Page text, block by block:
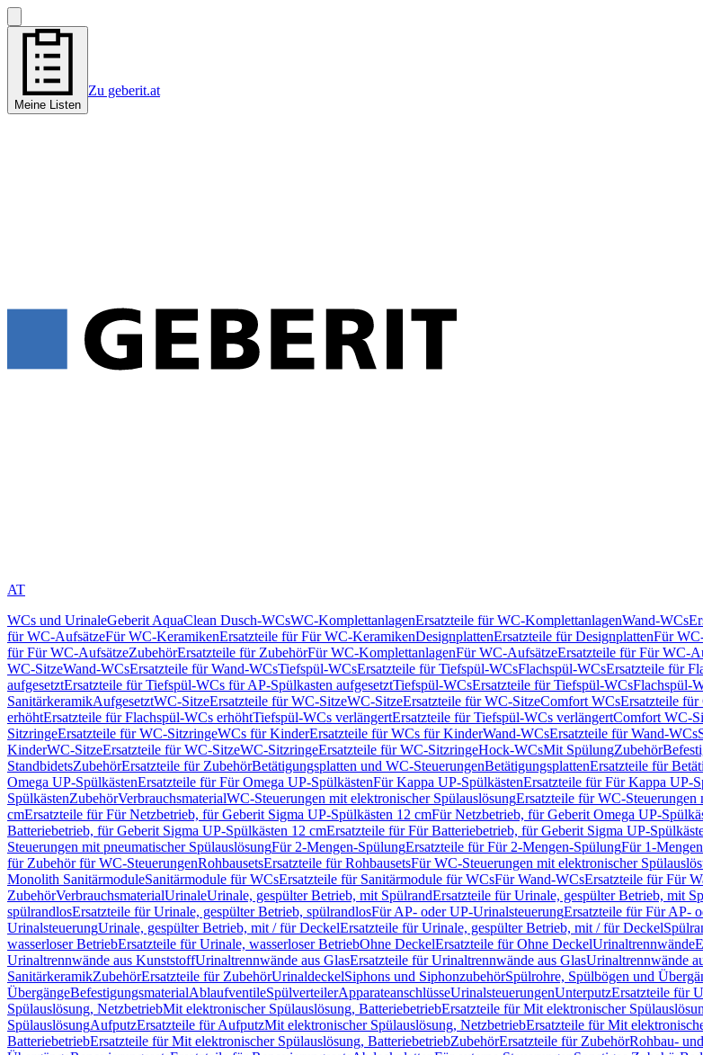
Meine Listen
Zu geberit.at
AT
WCs und UrinaleGeberit AquaClean Dusch-WCsWC-KomplettanlagenErsatzteile für WC-KomplettanlagenWand-WCs
für WC-AufsätzeFür WC-KeramikenErsatzteile für Für WC-KeramikenDesignplattenErsatzteile für DesignplattenFür
für Für WC-AufsätzeZubehörErsatzteile für ZubehörFür WC-KomplettanlagenFür WC-AufsätzeErsatzteile für Für WC-
WC-SitzeWand-WCsErsatzteile für Wand-WCsTiefspül-WCsErsatzteile für Tiefspül-WCsFlachspül-WCsErsatzteile für
aufgesetztErsatzteile für Tiefspül-WCs für AP-Spülkasten aufgesetztTiefspül-WCsErsatzteile für Tiefspül-WCsFlachspül-
SanitärkeramikAufgesetztWC-SitzeErsatzteile für WC-SitzeWC-SitzeErsatzteile für WC-SitzeComfort WCsErsatzteile
erhöhtErsatzteile für Flachspül-WCs erhöhtTiefspül-WCs verlängertErsatzteile für Tiefspül-WCs verlängertComfort WC-
SitzringeErsatzteile für WC-SitzringeWCs für KinderErsatzteile für WCs für KinderWand-WCsErsatzteile für Wand-WCs
KinderWC-SitzeErsatzteile für WC-SitzeWC-SitzringeErsatzteile für WC-SitzringeHock-WCsMit SpülungZubehör
StandbidetsZubehörErsatzteile für ZubehörBetätigungsplatten und WC-SteuerungenBetätigungsplattenErsatzteile für
Omega UP-SpülkästenErsatzteile für Für Omega UP-SpülkästenFür Kappa UP-SpülkästenErsatzteile für Für Kappa UP-
SpülkästenZubehörVerbrauchsmaterialWC-Steuerungen mit elektronischer SpülauslösungErsatzteile für WC-Steuerungen
cmErsatzteile für Für Netzbetrieb, für Geberit Sigma UP-Spülkästen 12 cmFür Netzbetrieb, für Geberit Omega UP-
Batteriebetrieb, für Geberit Sigma UP-Spülkästen 12 cmErsatzteile für Für Batteriebetrieb, für Geberit Sigma UP-
Steuerungen mit pneumatischer SpülauslösungFür 2-Mengen-SpülungErsatzteile für Für 2-Mengen-SpülungFür 1-
für Zubehör für WC-SteuerungenRohbausetsErsatzteile für RohbausetsFür WC-Steuerungen mit elektronischer
Monolith SanitärmoduleSanitärmodule für WCsErsatzteile für Sanitärmodule für WCsFür Wand-WCsErsatzteile für Für
ZubehörVerbrauchsmaterialUrinaleUrinale, gespülter Betrieb, mit SpülrandErsatzteile für Urinale, gespülter Betrieb, mit
spülrandlosErsatzteile für Urinale, gespülter Betrieb, spülrandlosFür AP- oder UP-UrinalsteuerungErsatzteile für Für AP-
UrinalsteuerungUrinale, gespülter Betrieb, mit / für DeckelErsatzteile für Urinale, gespülter Betrieb, mit / für Deckel
wasserloser BetriebErsatzteile für Urinale, wasserloser BetriebOhne DeckelErsatzteile für Ohne DeckelUrinaltrennwände
Urinaltrennwände aus KunststoffUrinaltrennwände aus GlasErsatzteile für Urinaltrennwände aus GlasUrinaltrennwände
SanitärkeramikZubehörErsatzteile für ZubehörUrinaldeckelSiphons und SiphonzubehörSpülrohre, Spülbögen und
ÜbergängeBefestigungsmaterialAblaufventileSpülverteilerApparateanschlüsseUrinalsteuerungenUnterputzErsatzteile für
Spülauslösung, NetzbetriebMit elektronischer Spülauslösung, BatteriebetriebErsatzteile für Mit elektronischer
SpülauslösungAufputzErsatzteile für AufputzMit elektronischer Spülauslösung, NetzbetriebErsatzteile für Mit
BatteriebetriebErsatzteile für Mit elektronischer Spülauslösung, BatteriebetriebZubehörErsatzteile für ZubehörRohbau-